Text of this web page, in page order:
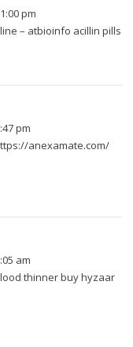
pm
– atbioinfo acillin pills
pm
anexamate.com/
am
thinnerbuy hyzaar